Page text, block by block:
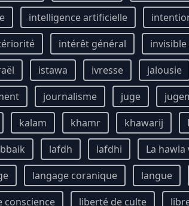
intelligence artificielle
intérêt général invisible
istawa ivresse jalousie
journalisme juge
kalam khamr khawarij
lafdh lafdhi
La
langage coranique langue
conscience liberté de culte